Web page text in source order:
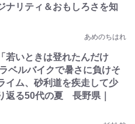
ナリティ＆おもしろさを知
あめのちはれ
若いときは登れたんだけ
ベルバイクで暑さに負けそ
イム、砂利道を疾走して少
返る50代の夏 長野県｜